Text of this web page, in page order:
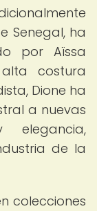
Senegal, ha
por Aïssa
costura
Dione ha
a nuevas
de la
colecciones